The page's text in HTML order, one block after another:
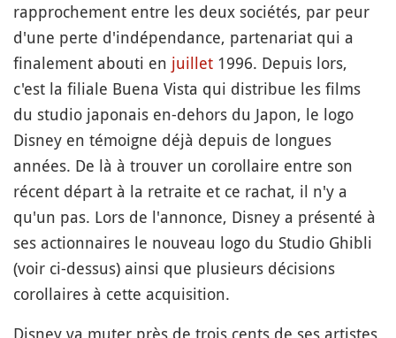
rapprochement entre les deux sociétés, par peur
d'une perte d'indépendance, partenariat qui a
finalement abouti en juillet 1996. Depuis lors,
c'est la filiale Buena Vista qui distribue les films
du studio japonais en-dehors du Japon, le logo
Disney en témoigne déjà depuis de longues
années. De là à trouver un corollaire entre son
récent départ à la retraite et ce rachat, il n'y a
qu'un pas. Lors de l'annonce, Disney a présenté à
ses actionnaires le nouveau logo du Studio Ghibli
(voir ci-dessus) ainsi que plusieurs décisions
corollaires à cette acquisition.
Disney va muter près de trois cents de ses artistes